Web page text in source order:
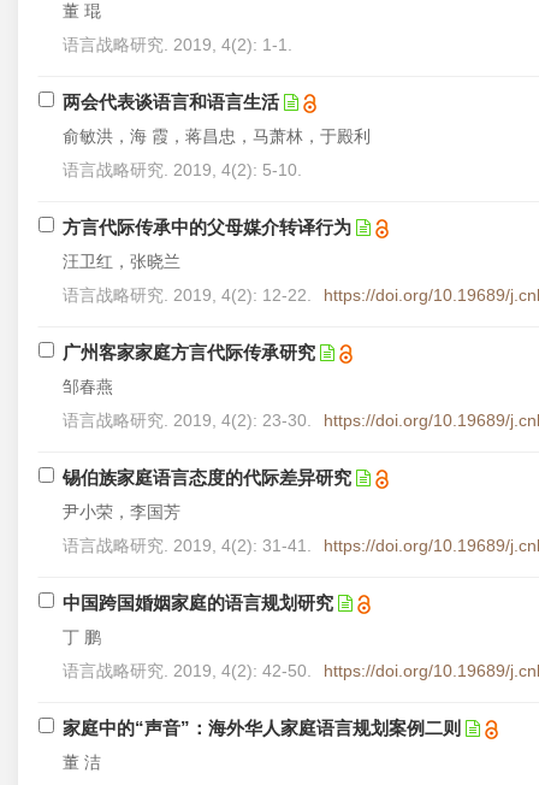
董 琨
语言战略研究. 2019, 4(2): 1-1.
两会代表谈语言和语言生活
俞敏洪，海 霞，蒋昌忠，马萧林，于殿利
语言战略研究. 2019, 4(2): 5-10.
方言代际传承中的父母媒介转译行为
汪卫红，张晓兰
语言战略研究. 2019, 4(2): 12-22.
https://doi.org/10.19689/
广州客家家庭方言代际传承研究
邹春燕
语言战略研究. 2019, 4(2): 23-30.
https://doi.org/10.19689/
锡伯族家庭语言态度的代际差异研究
尹小荣，李国芳
语言战略研究. 2019, 4(2): 31-41.
https://doi.org/10.19689/
中国跨国婚姻家庭的语言规划研究
丁 鹏
语言战略研究. 2019, 4(2): 42-50.
https://doi.org/10.19689/
家庭中的“声音”：海外华人家庭语言规划案例二则
董 洁